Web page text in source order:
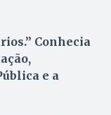
Conhecia
e a